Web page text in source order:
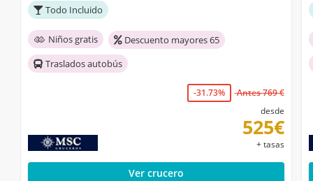
Todo Incluido
Niños gratis
Descuento mayores 65
Traslados autobús
-31.73%
Antes 769 €
desde
525€
+ tasas
Ver crucero